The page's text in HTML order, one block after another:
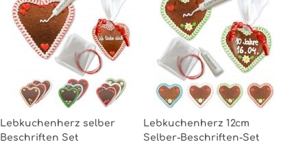
Lebkuchenherz selber
Beschriften Set
Lebkuchenherz 12cm
Selber-Beschriften-Set